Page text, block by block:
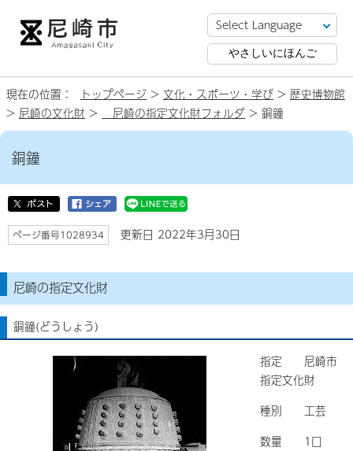
やさしいにほんご
現在の位置： トップページ > 文化・スポーツ・学び > 歴史博物館
> 尼崎の文化財 > 尼崎の指定文化財フォルダ > 銅鐘
銅鐘
ページ番号1028934 更新日 2022年3月30日
尼崎の指定文化財
銅鐘(どうしょう)
指定 尼崎市
指定文化財
種別 工芸
数量 1口